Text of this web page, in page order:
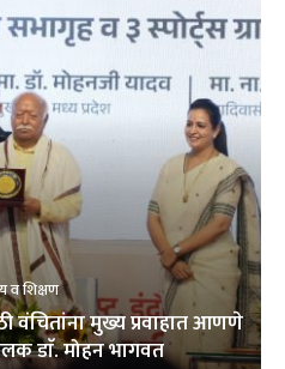
व शिक्षण
वंचितांना मुख्य प्रवाहात आणणे
डाॅ. मोहन भागवत